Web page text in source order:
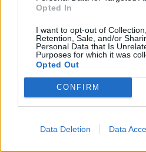
Opted In
I want to opt-out of
Retention, Sale, and/or
Personal Data that Is
Purposes for which it was
Opted Out
CONFIRM
Data Deletion Data
UUTISET
Kela muuttaa